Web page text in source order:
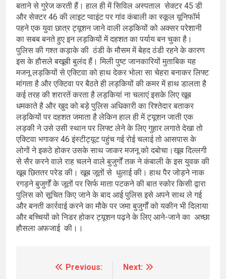
बताने से गुरेज करती हैं। हाल ही में सिविल अस्पताल सेक्टर 45 डी
और सेक्टर 46 की लाइट प्वाइंट पर गांव कंबाली का स्कूल यूनिफॉर्म
पहने एक युवा छात्र ट्यूशन जाने वाली लड़कियों को अक्सर परेशानी
का सबब बनते हुए इन लड़कियों में दहशत का पर्याय बन चुका है।
पुलिस की गश्त कड़ाके की ठंडी के मौसम में बेहद ठंडी रहने के कारण
इस के हौसले बखूबी बुलंद हैं। मिली पुष्ट जानकारियों मुताबिक यह
मजनू लड़कियों से एक्टिवा को हाथ देकर भोला सा चेहरा बनाकर लिफ्ट
मांगता है और एक्टिवा पर बैठते ही लड़कियों की कमर में हाथ डालता है
कई तरह की शरारतें करता है लड़कियां ना चलाएं इसके लिए खूब
धमकाते है और खुद को बड़े पुलिस अधिकारी का रिश्तेदार बताकर
लड़कियों पर दहशत जमाता है लेकिन हाल ही में ट्यूशन जाती एक
लड़की ने उसे उसी स्थान पर लिफ्ट लेने के लिए गुहार लगाते देखा तो
एक्टिवा भगाकर 46 इंस्टीट्यूट पहुंच गई रोई चलाई तो आसपास के
लोगों ने इकठे होकर उसके साथ जाकर मजनू को दबोचा।खूब दिल्लगी
से सैर करने वाले राह चलने वाले बुजुर्गों तक ने कंबाली के इस युवक की
खूब छिततर परेड की। खूब जूतों से धुलाई की। हाथ पैर जोड़ने नाक
रगड़ने बुजुर्गों के जूतों पर सिर्फ माता पटकने की बात स्कोर किसी द्वारा
पुलिस को सूचित किए जाने के बाद आई पुलिस इसे अपने साथ ले गई
और बनती कार्रवाई करने का मौके पर जमा बुजुर्गों को यकीन भी दिलाया
और बच्चियों को निडर होकर ट्यूशन पढ़ने के लिए आने-जाने का अच्छा
हौसला अफजाई की।।
Previous: Next: